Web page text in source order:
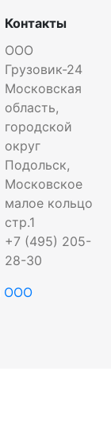
Контакты
ООО
Грузовик-24
Московская
область,
городской
округ
Подольск,
Московское
малое кольцо
стр.1
+7 (495) 205-
28-30
ООО